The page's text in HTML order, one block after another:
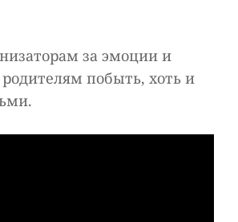
за эмоции и
побыть, хоть и